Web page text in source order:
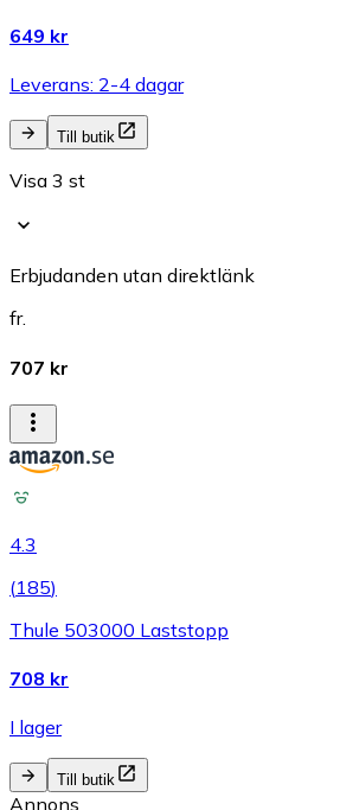
649 kr
Leverans: 2-4 dagar
Till butik
Visa 3 st
Erbjudanden utan direktlänk
fr.
707 kr
4.3
(185)
Thule 503000 Laststopp
708 kr
I lager
Till butik
Annons